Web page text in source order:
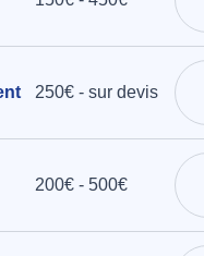
250€ - sur devis
200€ - 500€